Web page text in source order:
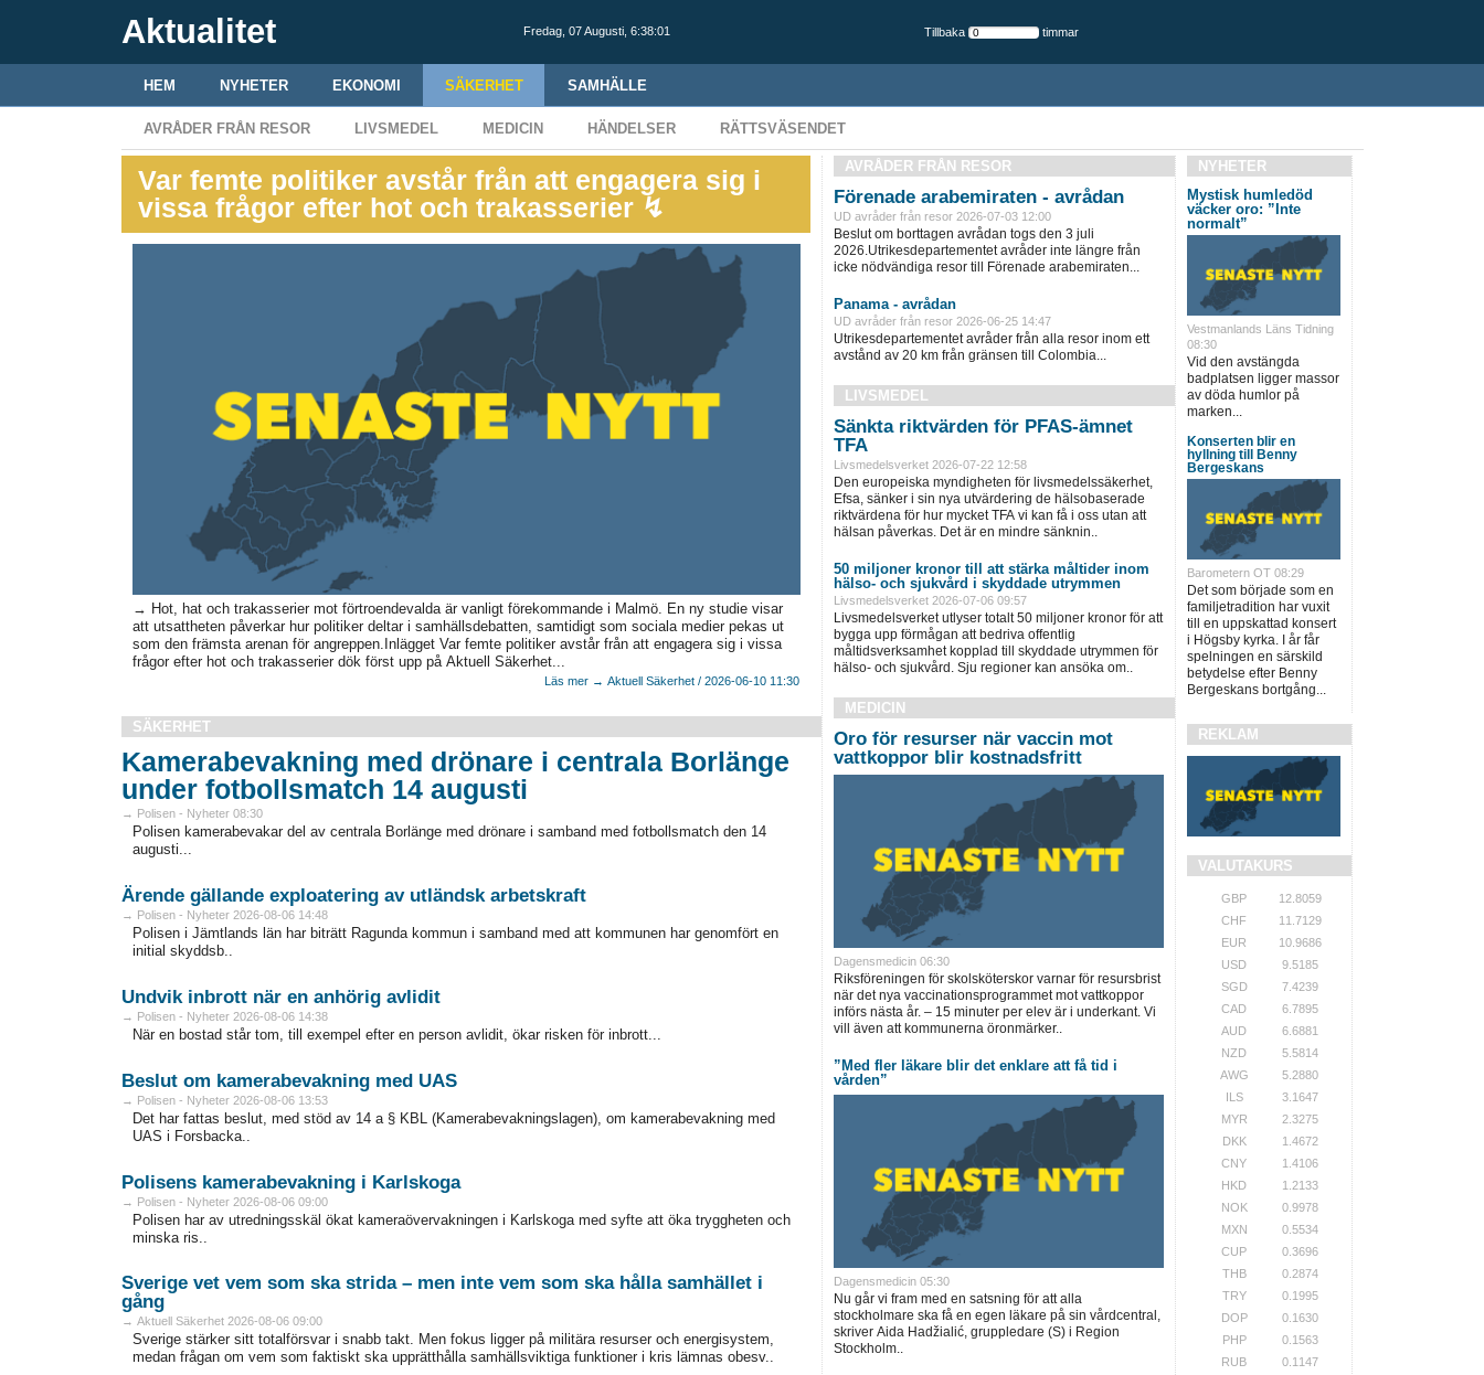
Aktualitet Fredag, 07 Augusti, 6:38:02 Tillbaka timmar
HEM NYHETER EKONOMI SÄKERHET SAMHÄLLE
AVRÅDER FRÅN RESOR LIVSMEDEL MEDICIN HÄNDELSER RÄTTSVÄSENDET
Var femte politiker avstår från att engagera sig i
vissa frågor efter hot och trakasserier ↯
→ Hot, hat och trakasserier mot förtroendevalda är vanligt förekommande i Malmö. En ny studie visar
att utsattheten påverkar hur politiker deltar i samhällsdebatten, samtidigt som sociala medier pekas ut
som den främsta arenan för angreppen.Inlägget Var femte politiker avstår från att engagera sig i vissa
frågor efter hot och trakasserier dök först upp på Aktuell Säkerhet...
Läs mer → Aktuell Säkerhet / 2026-06-10 11:30
SÄKERHET
Kamerabevakning med drönare i centrala Borlänge
under fotbollsmatch 14 augusti
→ Polisen - Nyheter 08:30
Polisen kamerabevakar del av centrala Borlänge med drönare i samband med fotbollsmatch den 14
augusti...
Ärende gällande exploatering av utländsk arbetskraft
→ Polisen - Nyheter 2026-08-06 14:48
Polisen i Jämtlands län har biträtt Ragunda kommun i samband med att kommunen har genomfört en
initial skyddsb..
Undvik inbrott när en anhörig avlidit
→ Polisen - Nyheter 2026-08-06 14:38
När en bostad står tom, till exempel efter en person avlidit, ökar risken för inbrott...
Beslut om kamerabevakning med UAS
→ Polisen - Nyheter 2026-08-06 13:53
Det har fattas beslut, med stöd av 14 a § KBL (Kamerabevakningslagen), om kamerabevakning med
UAS i Forsbacka..
Polisens kamerabevakning i Karlskoga
→ Polisen - Nyheter 2026-08-06 09:00
Polisen har av utredningsskäl ökat kameraövervakningen i Karlskoga med syfte att öka tryggheten och
minska ris..
Sverige vet vem som ska strida – men inte vem som ska hålla samhället i
gång
→ Aktuell Säkerhet 2026-08-06 09:00
Sverige stärker sitt totalförsvar i snabb takt. Men fokus ligger på militära resurser och energisystem,
medan frågan om vem som faktiskt ska upprätthålla samhällsviktiga funktioner i kris lämnas obesv..
AVRÅDER FRÅN RESOR
Förenade arabemiraten - avrådan
UD avråder från resor 2026-07-03 12:00
Beslut om borttagen avrådan togs den 3 juli
2026.Utrikesdepartementet avråder inte längre från
icke nödvändiga resor till Förenade arabemiraten...
Panama - avrådan
UD avråder från resor 2026-06-25 14:47
Utrikesdepartementet avråder från alla resor inom ett
avstånd av 20 km från gränsen till Colombia...
LIVSMEDEL
Sänkta riktvärden för PFAS-ämnet
TFA
Livsmedelsverket 2026-07-22 12:58
Den europeiska myndigheten för livsmedelssäkerhet,
Efsa, sänker i sin nya utvärdering de hälsobaserade
riktvärdena för hur mycket TFA vi kan få i oss utan att
hälsan påverkas. Det är en mindre sänknin..
50 miljoner kronor till att stärka måltider inom
hälso- och sjukvård i skyddade utrymmen
Livsmedelsverket 2026-07-06 09:57
Livsmedelsverket utlyser totalt 50 miljoner kronor för att
bygga upp förmågan att bedriva offentlig
måltidsverksamhet kopplad till skyddade utrymmen för
hälso- och sjukvård. Sju regioner kan ansöka om..
MEDICIN
Oro för resurser när vaccin mot
vattkoppor blir kostnadsfritt
Dagensmedicin 06:30
Riksföreningen för skolsköterskor varnar för resursbrist
när det nya vaccinationsprogrammet mot vattkoppor
införs nästa år. – 15 minuter per elev är i underkant. Vi
vill även att kommunerna öronmärker..
”Med fler läkare blir det enklare att få tid i
vården”
Dagensmedicin 05:30
Nu går vi fram med en satsning för att alla
stockholmare ska få en egen läkare på sin vårdcentral,
skriver Aida Hadžialić, gruppledare (S) i Region
Stockholm..
NYHETER
Mystisk humledöd
väcker oro: ”Inte
normalt”
Vestmanlands Läns Tidning
08:30
Vid den avstängda
badplatsen ligger massor
av döda humlor på
marken...
Konserten blir en
hyllning till Benny
Bergeskans
Barometern OT 08:29
Det som började som en
familjetradition har vuxit
till en uppskattad konsert
i Högsby kyrka. I år får
spelningen en särskild
betydelse efter Benny
Bergeskans bortgång...
REKLAM
VALUTAKURS
GBP
12.8059
CHF
11.7129
EUR
10.9686
USD
9.5185
SGD
7.4239
CAD
6.7895
AUD
6.6881
NZD
5.5814
AWG
5.2880
ILS
3.1647
MYR
2.3275
DKK
1.4672
CNY
1.4106
HKD
1.2133
NOK
0.9978
MXN
0.5534
CUP
0.3696
THB
0.2874
TRY
0.1995
DOP
0.1630
PHP
0.1563
RUB
0.1147